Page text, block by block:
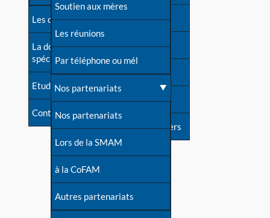
Cas particuliers
Mythes et vérités
Devenir animatrice ?
Une question sur le site
Les dossiers de l'allaitement
La documentation
spécialisée
Etudes récentes
Contact
Dossier de presse
Soutenir LLL
Livre d'or
Forum
S'inscrire à nos newsletters
Soutien aux mères
Les réunions
Par téléphone ou mél
Nos partenariats
Nos partenariats
Lors de la SMAM
à la CoFAM
Autres partenariats